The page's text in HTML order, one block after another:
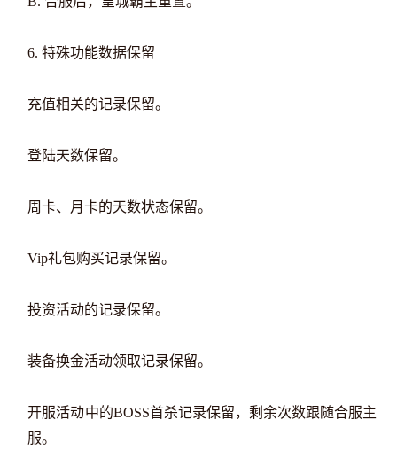
6. 特殊功能数据保留
充值相关的记录保留。
登陆天数保留。
周卡、月卡的天数状态保留。
Vip礼包购买记录保留。
投资活动的记录保留。
装备换金活动领取记录保留。
开服活动中的BOSS首杀记录保留，剩余次数跟随合服主
服。